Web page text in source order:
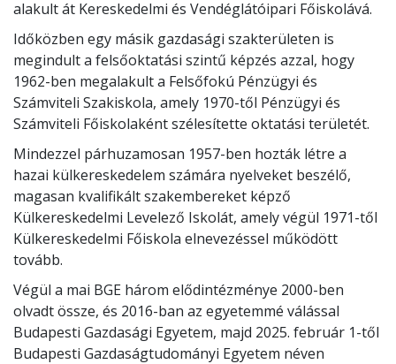
alakult át Kereskedelmi és Vendéglátóipari Főiskolává.
Időközben egy másik gazdasági szakterületen is
megindult a felsőoktatási szintű képzés azzal, hogy
1962-ben megalakult a Felsőfokú Pénzügyi és
Számviteli Szakiskola, amely 1970-től Pénzügyi és
Számviteli Főiskolaként szélesítette oktatási területét.
Mindezzel párhuzamosan 1957-ben hozták létre a
hazai külkereskedelem számára nyelveket beszélő,
magasan kvalifikált szakembereket képző
Külkereskedelmi Levelező Iskolát, amely végül 1971-től
Külkereskedelmi Főiskola elnevezéssel működött
tovább.
Végül a mai BGE három elődintézménye 2000-ben
olvadt össze, és 2016-ban az egyetemmé válással
Budapesti Gazdasági Egyetem, majd 2025. február 1-től
Budapesti Gazdaságtudományi Egyetem néven